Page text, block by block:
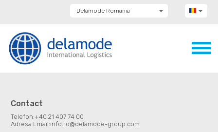
Delamode Romania
Delamode Bulgaria
Delamode Estonia
Delamode Latvia
Contact
Telefon:+40 21 407 74 00
Adresa Email:info.ro@delamode-group.com